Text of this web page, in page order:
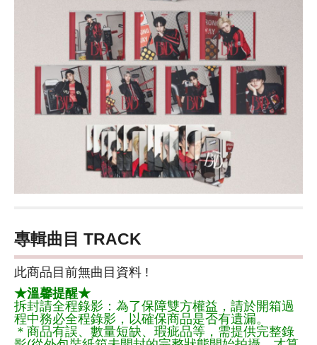
專輯曲目 TRACK
此商品目前無曲目資料 !
★溫馨提醒★
拆封請全程錄影：為了保障雙方權益，請於開箱過
程中務必全程錄影，以確保商品是否有遺漏。
＊商品有誤、數量短缺、瑕疵品等，需提供完整錄